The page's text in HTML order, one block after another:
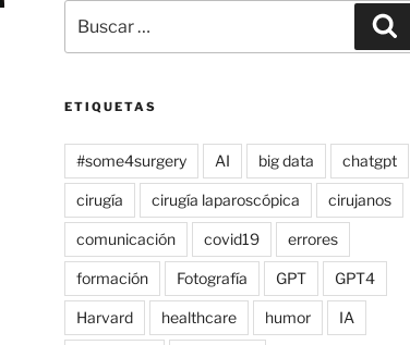
por:
ETIQUETAS
#some4surgery AI big data chatgpt
cirugía cirugía laparoscópica cirujanos
comunicación covid19 errores
formación Fotografía GPT GPT4
Harvard healthcare humor IA